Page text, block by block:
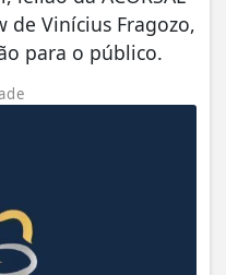
de Vinícius Fragozo,
para o público.